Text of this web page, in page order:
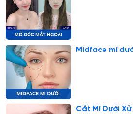
Midface mí
Cắt Mí Dưới